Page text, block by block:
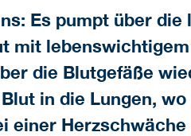
Es pumpt über
mit
die Blutgefäße
in die Lungen,
einer